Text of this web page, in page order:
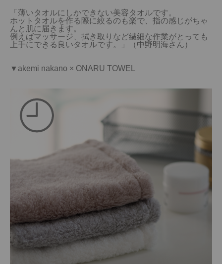
「薄いタオルにしかできない美容タオルです。
ホットタオルを作る際に絞るのも楽で、指の感じがちゃ
んと肌に届きます。
例えばマッサージ、拭き取りなど繊細な作業がとっても
上手にできる良いタオルです。」（中野明海さん）
▼akemi nakano × ONARU TOWEL